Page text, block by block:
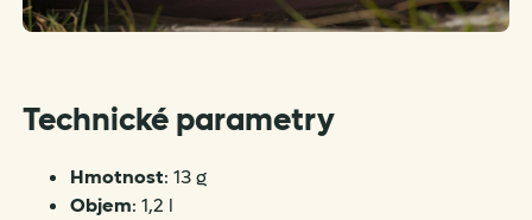
Technické parametry
Hmotnost: 13 g
Objem: 1,2 l